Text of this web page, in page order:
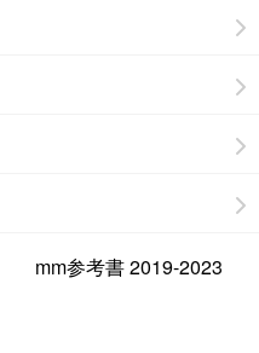
mm参考書 2019-2023